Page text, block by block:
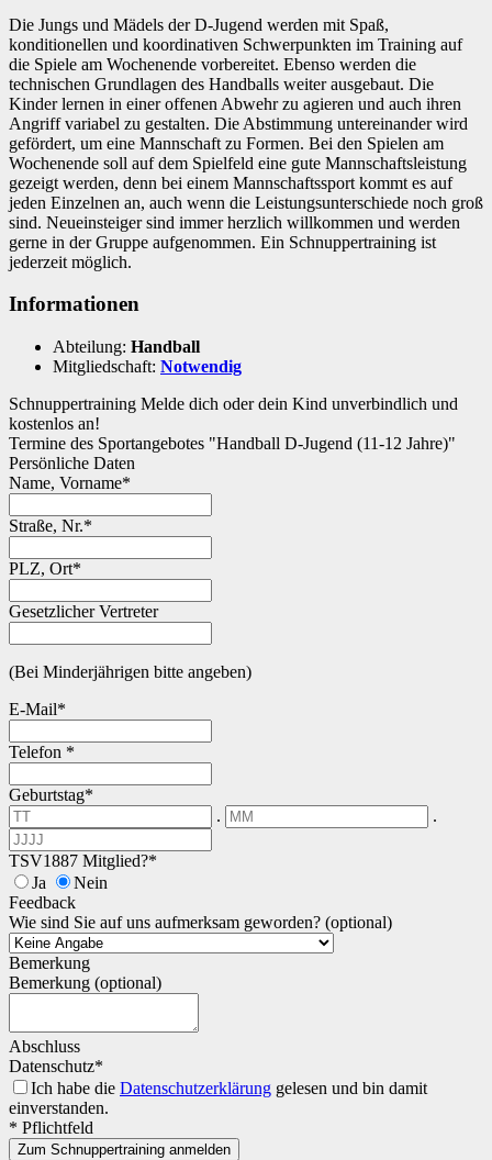
Die Jungs und Mädels der D-Jugend werden mit Spaß,
konditionellen und koordinativen Schwerpunkten im Training auf
die Spiele am Wochenende vorbereitet. Ebenso werden die
technischen Grundlagen des Handballs weiter ausgebaut. Die
Kinder lernen in einer offenen Abwehr zu agieren und auch ihren
Angriff variabel zu gestalten. Die Abstimmung untereinander wird
gefördert, um eine Mannschaft zu Formen. Bei den Spielen am
Wochenende soll auf dem Spielfeld eine gute Mannschaftsleistung
gezeigt werden, denn bei einem Mannschaftssport kommt es auf
jeden Einzelnen an, auch wenn die Leistungsunterschiede noch groß
sind. Neueinsteiger sind immer herzlich willkommen und werden
gerne in der Gruppe aufgenommen. Ein Schnuppertraining ist
jederzeit möglich.
Informationen
Abteilung: Handball
Mitgliedschaft: Notwendig
Schnupper­training Melde dich oder dein Kind unverbindlich und
kostenlos an!
Termine des Sportangebotes "Handball D-Jugend (11-12 Jahre)"
Persönliche Daten
Name, Vorname*
Straße, Nr.*
PLZ, Ort*
Gesetzlicher Vertreter
(Bei Minderjährigen bitte angeben)
E-Mail*
Telefon *
Geburtstag*
.
.
TSV1887 Mitglied?*
Ja
Nein
Feedback
Wie sind Sie auf uns aufmerksam geworden? (optional)
Bemerkung
Bemerkung (optional)
Abschluss
Datenschutz*
Ich habe die Datenschutzerklärung gelesen und bin damit
einverstanden.
* Pflichtfeld
Zum Schnuppertraining anmelden